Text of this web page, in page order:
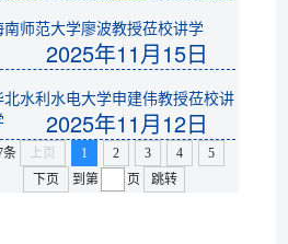
南师范大学廖波教授莅校讲学
2025年11月15日
北水利水电大学申建伟教授莅校讲
2025年11月12日
条 上页 1 2 3 4
5
下页
到第 页 跳转